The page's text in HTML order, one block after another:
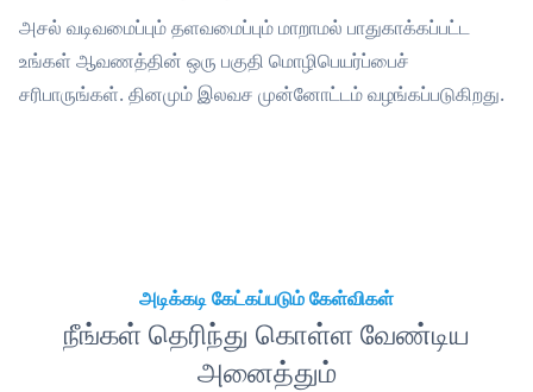
அசல் வடிவமைப்பும் தளவமைப்பும் மாறாமல் பாதுகாக்கப்பட்ட
உங்கள் ஆவணத்தின் ஒரு பகுதி மொழிபெயர்ப்பைச்
சரிபாருங்கள். தினமும் இலவச முன்னோட்டம் வழங்கப்படுகிறது.
அடிக்கடி கேட்கப்படும் கேள்விகள்
நீங்கள் தெரிந்து கொள்ள வேண்டிய
அனைத்தும்